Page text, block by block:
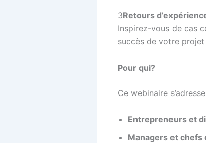
3️Retours
Inspirez-vous de cas
succès de votre
Pour qui?
Ce webinaire
Entrepreneurs et
Managers et chefs